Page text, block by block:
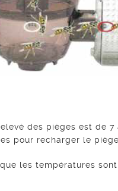
des pièges est de 7
pour recharger le
les températures sont